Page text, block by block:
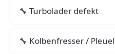
Turbolader defekt
Kolbenfresser /